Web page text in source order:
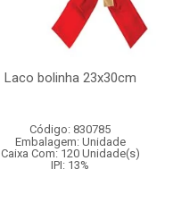
Laco bolinha 23x30cm
Código: 830785
Embalagem: Unidade
Caixa Com: 120 Unidade(s)
IPI: 13%